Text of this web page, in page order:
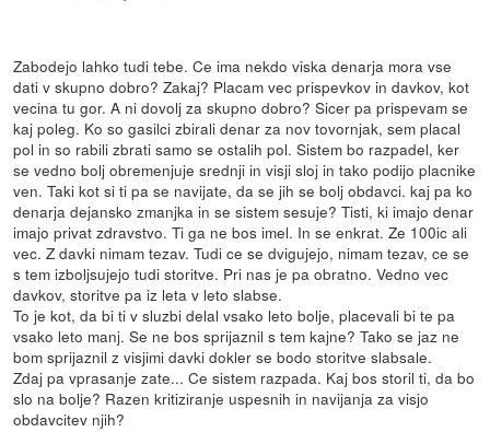
Zabodejo lahko tudi tebe. Ce ima nekdo viska denarja mora vse
dati v skupno dobro? Zakaj? Placam vec prispevkov in davkov, kot
vecina tu gor. A ni dovolj za skupno dobro? Sicer pa prispevam se
kaj poleg. Ko so gasilci zbirali denar za nov tovornjak, sem placal
pol in so rabili zbrati samo se ostalih pol. Sistem bo razpadel, ker
se vedno bolj obremenjuje srednji in visji sloj in tako podijo placnike
ven. Taki kot si ti pa se navijate, da se jih se bolj obdavci. kaj pa ko
denarja dejansko zmanjka in se sistem sesuje? Tisti, ki imajo denar
imajo privat zdravstvo. Ti ga ne bos imel. In se enkrat. Ze 100ic ali
vec. Z davki nimam tezav. Tudi ce se dvigujejo, nimam tezav, ce se
s tem izboljsujejo tudi storitve. Pri nas je pa obratno. Vedno vec
davkov, storitve pa iz leta v leto slabse.
To je kot, da bi ti v sluzbi delal vsako leto bolje, placevali bi te pa
vsako leto manj. Se ne bos sprijaznil s tem kajne? Tako se jaz ne
bom sprijaznil z visjimi davki dokler se bodo storitve slabsale.
Zdaj pa vprasanje zate... Ce sistem razpada. Kaj bos storil ti, da bo
slo na bolje? Razen kritiziranje uspesnih in navijanja za visjo
obdavcitev njih?